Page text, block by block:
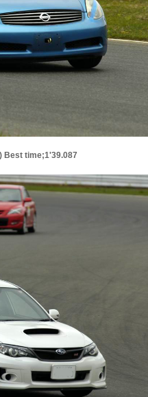
Best time;1'39.087